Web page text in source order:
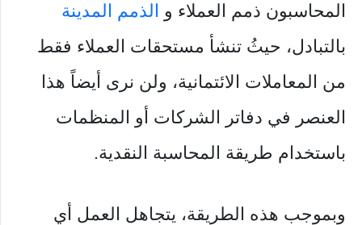
المحاسبون ذمم العملاء و الذمم المدينة
بالتبادل، حيثُ تنشأ مستحقات العملاء فقط
من المعاملات الائتمانية، ولن نرى أيضاً هذا
العنصر في دفاتر الشركات أو المنظمات
باستخدام طريقة المحاسبة النقدية.
وبموجب هذه الطريقة، يتجاهل العمل أي